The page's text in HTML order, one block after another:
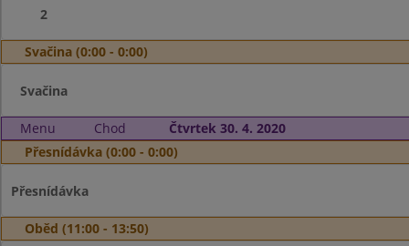
2
Svačina (0:00 - 0:00)
Svačina
Menu Chod
Čtvrtek 30. 4. 2020
Přesnídávka (0:00 - 0:00)
Přesnídávka
Oběd (11:00 - 13:50)